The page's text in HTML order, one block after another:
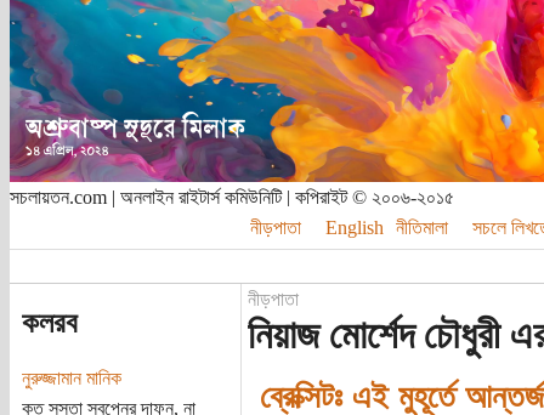
সচলায়তন.com | অনলাইন রাইটার্স কমিউনিটি | কপিরাইট © ২০০৬-২০১৫
নীড়পাতা
English নীতিমালা সচলে
কলরব
নুরুজ্জামান মানিক
কত সস্তা স্বপ্নের দাফন, না
নীড়পাতা
নিয়াজ মোর্শেদ চৌধুরী
ব্রেক্সিটঃ এই মুহূর্তে